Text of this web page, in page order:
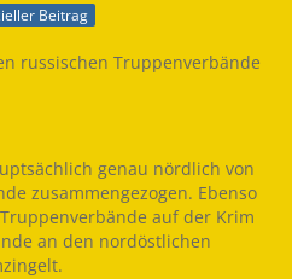
Beitrag
russischen Truppenverbände
genau nördlich von
zusammengezogen. Ebenso
auf der Krim
an den nordöstlichen